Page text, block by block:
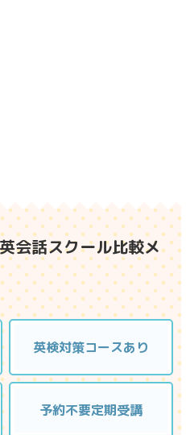
会話スクール比較メ
英検対策コースあり
予約不要定期受講